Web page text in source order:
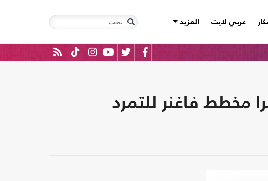
عربي لايت المزيد
مخطط فاغنر للتمرد